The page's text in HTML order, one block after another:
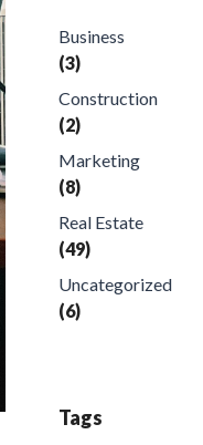
Business
(3)
Construction
(2)
Marketing
(8)
Real Estate
(49)
Uncategorized
(6)
Tags